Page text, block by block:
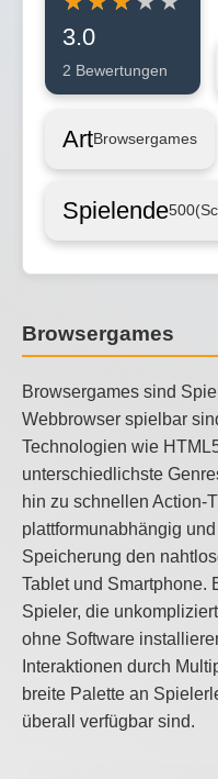
3.0
2 Bewertungen
ArtBrowsergames
Spielende500
Browsergames
Browsergames sind
Webbrowser spielbar
Technologien wie
unterschiedlichste
hin zu schnellen Action-
plattformunabhängig
Speicherung den
Tablet und Smartphone.
Spieler, die
ohne Software
Interaktionen durch
breite Palette an
überall verfügbar sind.